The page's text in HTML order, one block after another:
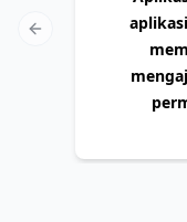
Previous slide